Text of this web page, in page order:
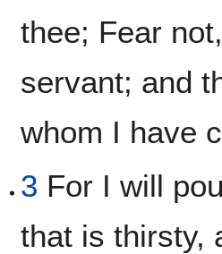
thee; Fear
servant; and
whom I have
3 For I will
that is thirsty,